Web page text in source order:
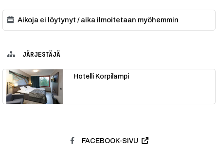
Aikoja ei löytynyt / aika ilmoitetaan myöhemmin
JÄRJESTÄJÄ
Hotelli Korpilampi
FACEBOOK-SIVU